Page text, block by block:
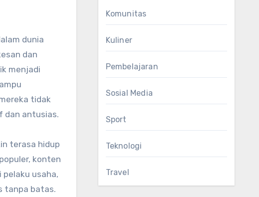
dunia
dan
menjadi
tidak
dan antusias.
terasa hidup
konten
pelaku usaha,
tanpa batas.
Komunitas
Kuliner
Pembelajaran
Sosial Media
Sport
Teknologi
Travel